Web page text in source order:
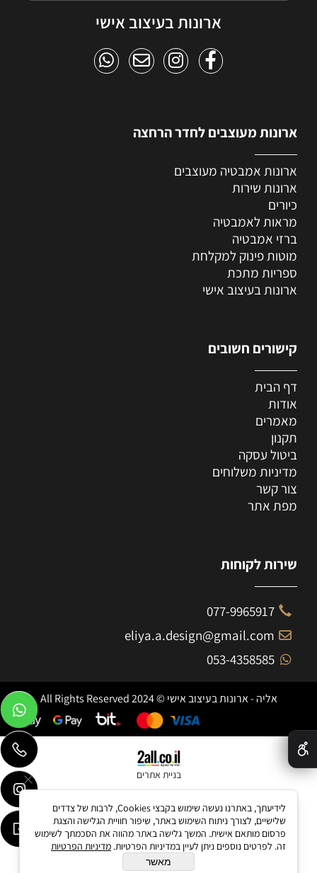
ארונות בעיצוב אישי
ארונות מעוצבים לחדר הרחצה
ארונות אמבטיה מעוצבים
ארונות שירות
כיורים
מראות לאמבטיה
ברזי אמבטיה
מוטות פינוק למקלחת
ספריות מתכת
ארונות בעיצוב אישי
קישורים חשובים
דף הבית
אודות
מאמרים
תקנון
ביטול עסקה
מדיניות משלוחים
צור קשר
מפת אתר
שירות לקוחות
077-9965917
eliya.a.design@gmail.com
053-4358585
אליה - ארונות בעיצוב אישי © 2024 All Rights Reserved
בניית אתרים
לידיעתך, באתרנו נעשה שימוש בקבצי Cookies, לרבות של צדדים
שלישיים, לצורך ניתוח השימוש באתר, שיפור חוויית הגלישה והצגת
פרסום מותאם אישית. המשך גלישה באתר מהווה את הסכמתך לשימוש
זה. לפרטים נוספים ניתן לעיין במדיניות הפרטיות. מדיניות הפרטיות
מאשר